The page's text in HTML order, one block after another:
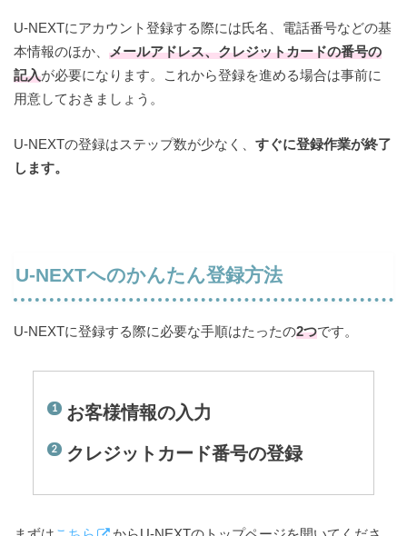
U-NEXTにアカウント登録する際には氏名、電話番号などの基
本情報のほか、 メールアドレス、クレジットカードの番号の
記入が必要になります。これから登録を進める場合は事前に
用意しておきましょう。
U-NEXTの登録はステップ数が少なく、 すぐに登録作業が終了
します。
U-NEXTへのかんたん登録方法
U-NEXTに登録する際に必要な手順はたったの2つです。
お客様情報の入力
クレジットカード番号の登録